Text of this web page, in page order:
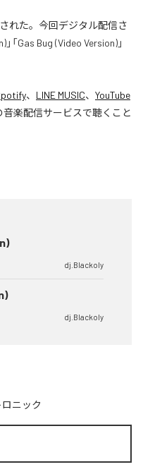
れた。今回デジタル配信さ
「Gas Bug (Video Version)」
、 LINE MUSIC、 YouTube
音楽配信サービスで聴くこと
dj.Blackoly
dj.Blackoly
ニック